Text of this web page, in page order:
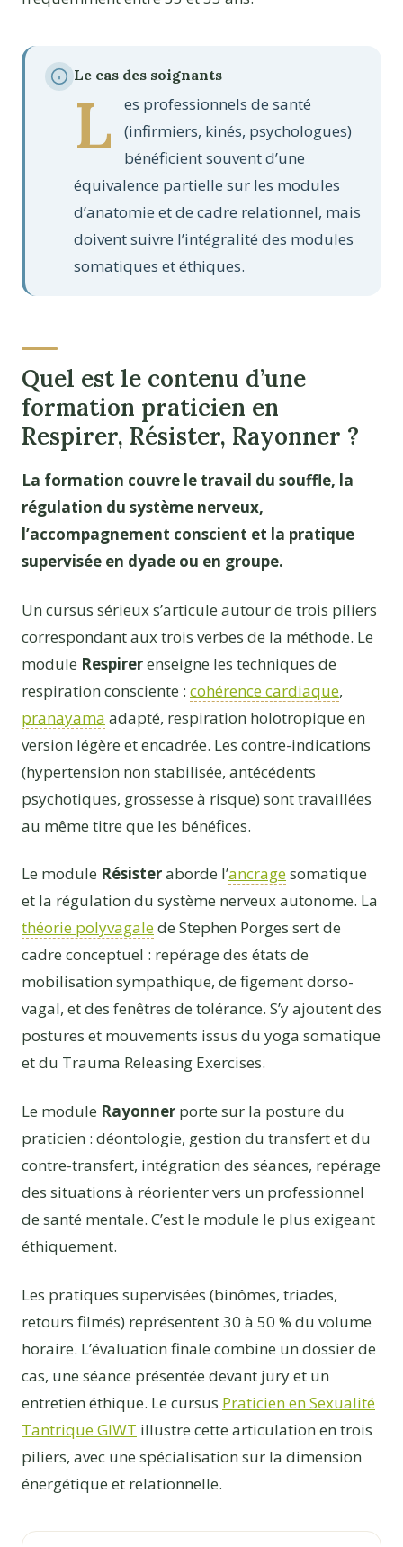
Le cas des soignants
L
es professionnels de santé
(infirmiers, kinés, psychologues)
bénéficient souvent d’une
équivalence partielle sur les modules
d’anatomie et de cadre relationnel, mais
doivent suivre l’intégralité des modules
somatiques et éthiques.
Quel est le contenu d’une
formation praticien en
Respirer, Résister, Rayonner ?
La formation couvre le travail du souffle, la
régulation du système nerveux,
l’accompagnement conscient et la pratique
supervisée en dyade ou en groupe.
Un cursus sérieux s’articule autour de trois piliers
correspondant aux trois verbes de la méthode. Le
module Respirerenseigne les techniques de
respiration consciente : cohérence cardiaque,
pranayama adapté, respiration holotropique en
version légère et encadrée. Les contre-indications
(hypertension non stabilisée, antécédents
psychotiques, grossesse à risque) sont travaillées
au même titre que les bénéfices.
Le module Résisteraborde l’ancragesomatique
et la régulation du système nerveux autonome. La
théorie polyvagalede Stephen Porges sert de
cadre conceptuel : repérage des états de
mobilisation sympathique, de figement dorso-
vagal, et des fenêtres de tolérance. S’y ajoutent des
postures et mouvements issus du yoga somatique
et du Trauma Releasing Exercises.
Le module Rayonner porte sur la posture du
praticien : déontologie, gestion du transfert et du
contre-transfert, intégration des séances, repérage
des situations à réorienter vers un professionnel
de santé mentale. C’est le module le plus exigeant
éthiquement.
Les pratiques supervisées (binômes, triades,
retours filmés) représentent 30 à 50 % du volume
horaire. L’évaluation finale combine un dossier de
cas, une séance présentée devant jury et un
entretien éthique. Le cursus Praticien en Sexualité
Tantrique GIWT illustre cette articulation en trois
piliers, avec une spécialisation sur la dimension
énergétique et relationnelle.